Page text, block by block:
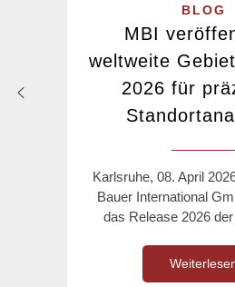
BLOG
MBI
weltweite
2026 für
Karlsruhe, 08. April
Bauer International
das Release 2026